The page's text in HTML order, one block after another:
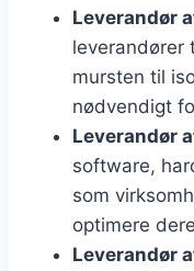
Leverandør
leverandører
mursten til
nødvendigt
Leverandør
software,
som
optimere
Leverandør